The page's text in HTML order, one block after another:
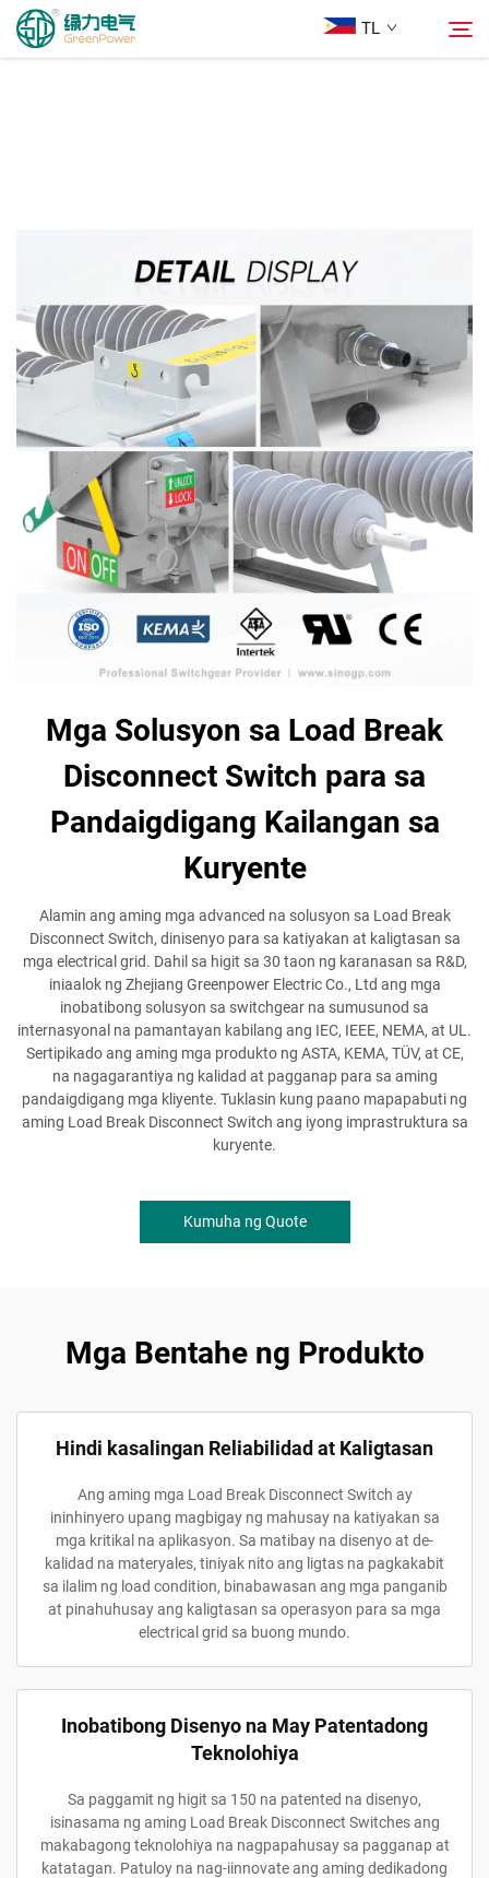
TL
Tungkol Sa Amin
Mga Solusyon
Makipag-ugnayan sa Amin
Mga Solusyon sa Load Break
Disconnect Switch para sa
Pandaigdigang Kailangan sa
Kuryente
Alamin ang aming mga advanced na solusyon sa Load Break
Disconnect Switch, dinisenyo para sa katiyakan at kaligtasan sa
mga electrical grid. Dahil sa higit sa 30 taon ng karanasan sa R&D,
iniaalok ng Zhejiang Greenpower Electric Co., Ltd ang mga
inobatibong solusyon sa switchgear na sumusunod sa
internasyonal na pamantayan kabilang ang IEC, IEEE, NEMA, at UL.
Sertipikado ang aming mga produkto ng ASTA, KEMA, TÜV, at CE,
na nagagarantiya ng kalidad at pagganap para sa aming
pandaigdigang mga kliyente. Tuklasin kung paano mapapabuti ng
aming Load Break Disconnect Switch ang iyong imprastruktura sa
kuryente.
Kumuha ng Quote
Mga Bentahe ng Produkto
Hindi kasalingan Reliabilidad at Kaligtasan
Ang aming mga Load Break Disconnect Switch ay
ininhinyero upang magbigay ng mahusay na katiyakan sa
mga kritikal na aplikasyon. Sa matibay na disenyo at de-
kalidad na materyales, tiniyak nito ang ligtas na pagkakabit
sa ilalim ng load condition, binabawasan ang mga panganib
at pinahuhusay ang kaligtasan sa operasyon para sa mga
electrical grid sa buong mundo.
Inobatibong Disenyo na May Patentadong
Teknolohiya
Sa paggamit ng higit sa 150 na patented na disenyo,
isinasama ng aming Load Break Disconnect Switches ang
makabagong teknolohiya na nagpapahusay sa pagganap at
katatagan. Patuloy na nag-iinnovate ang aming dedikadong